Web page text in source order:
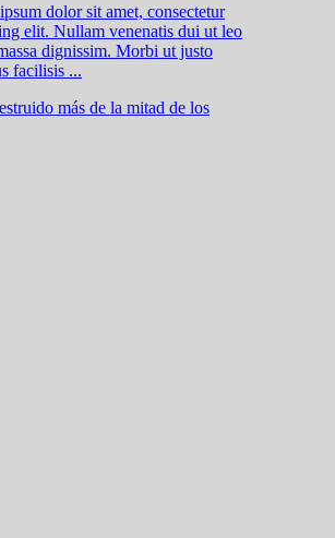
dolor sit amet, consectetur
elit. Nullam venenatis dui ut leo
dignissim. Morbi ut justo
facilisis ...
más de la mitad de los